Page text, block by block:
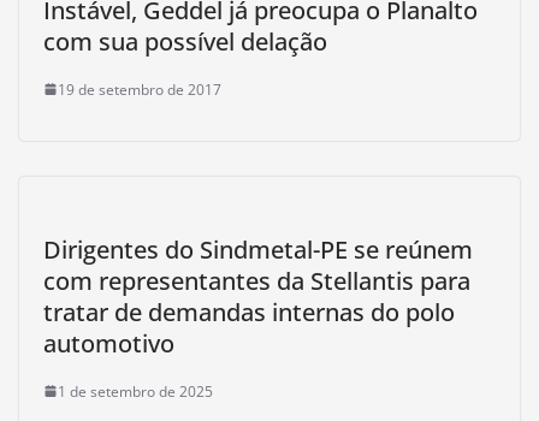
Instável, Geddel já preocupa o Planalto
com sua possível delação
19 de setembro de 2017
Dirigentes do Sindmetal-PE se reúnem
com representantes da Stellantis para
tratar de demandas internas do polo
automotivo
1 de setembro de 2025